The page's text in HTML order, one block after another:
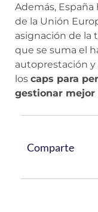
Además,
de la Unión
asignación de la
que se suma el
autoprestación
los caps para
gestionar mejor
Comparte